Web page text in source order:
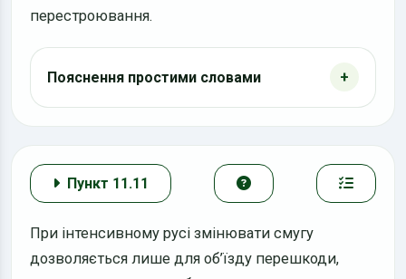
перестроювання.
Пояснення простими словами
Пункт 11.11
При інтенсивному русі змінювати смугу
дозволяється лише для об’їзду перешкоди,